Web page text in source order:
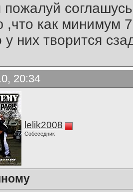
,что как минимум
у них творится
20:34
lelik2008
Собеседник